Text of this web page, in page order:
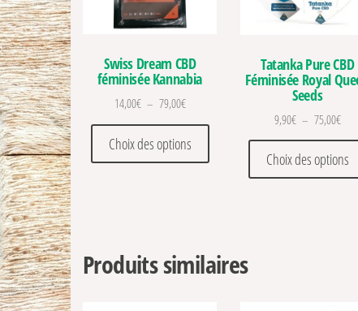
Swiss Dream CBD
féminisée Kannabia
14,00€ – 79,00€Plage de prix : 14,00€ à 79,00€
Choix des options
Ce produit a plusieurs
Tatanka Pure CBD
Féminisée Royal
Seeds
9,90€ – 75,00€
Choix des options
Produits similaires